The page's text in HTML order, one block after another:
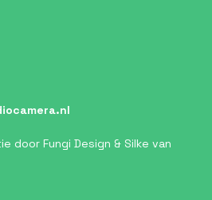
door Fungi Design & Silke van